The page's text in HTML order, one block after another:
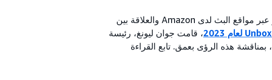
يوضح هذا العمل كيف يمكن للماركات التواصل مع الجمهور عبر مواقع البث لدى Amazon والعلاقة بين
، قامت جوان ليونغ، رئيسة
التخطيط العالمية في dentsu وليزا كيم من Amazon Ads، بمناقشة هذه الرؤى بعمق. تابع القراءة